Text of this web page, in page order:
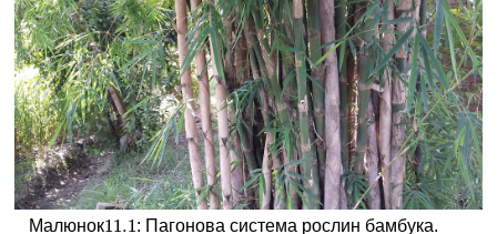
Малюнок11.1
11.1: Пагонова система рослин бамбука.